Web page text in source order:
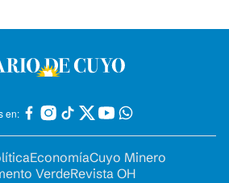
en:
EconomíaCuyo Minero
VerdeRevista OH